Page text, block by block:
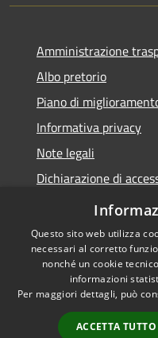
Amministrazione
Albo pretorio
Piano di
Informativa privacy
Note legali
Dichiarazione di
Obiettivi di
Accessibilità
Questo sito web utilizza
necessari al corretto
nonché un cookie
informazioni
Per maggiori dettagli, può
ACCETTA TUTTO